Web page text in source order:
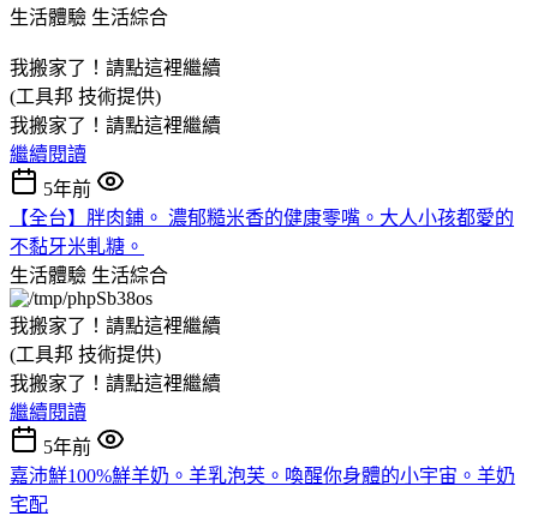
生活體驗 生活綜合
我搬家了！請點這裡繼續
(工具邦 技術提供)
我搬家了！請點這裡繼續
繼續閱讀
5年前
【全台】胖肉鋪。 濃郁糙米香的健康零嘴。大人小孩都愛的
不黏牙米軋糖。
生活體驗 生活綜合
我搬家了！請點這裡繼續
(工具邦 技術提供)
我搬家了！請點這裡繼續
繼續閱讀
5年前
嘉沛鮮100%鮮羊奶。羊乳泡芙。喚醒你身體的小宇宙。羊奶
宅配